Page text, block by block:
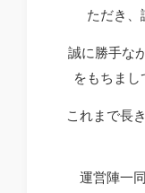
ただき、
誠に勝手な
をもちまし
これまで長
運営陣一